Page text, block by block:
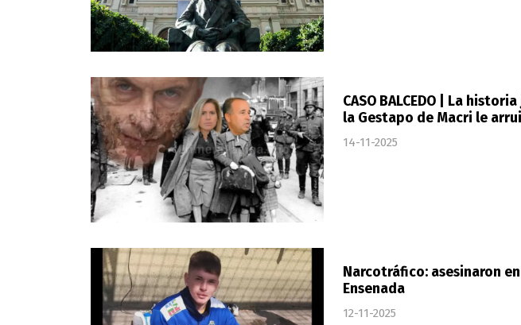
CASO BALCEDO | La
la Gestapo de Macri le
14-11-2025
Narcotráfico: asesinaron
Ensenada
12-11-2025